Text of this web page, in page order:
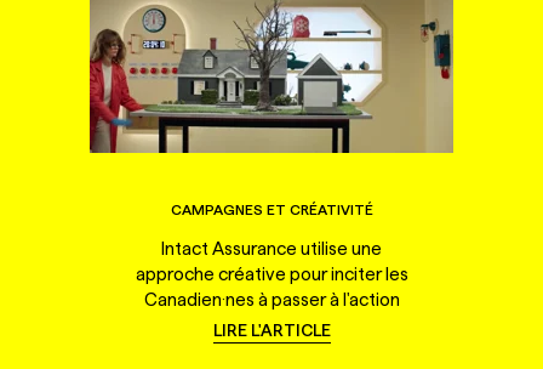
CAMPAGNES ET CRÉATIVITÉ
Intact Assurance utilise une
approche créative pour inciter les
Canadien·nes à passer à l'action
LIRE L'ARTICLE